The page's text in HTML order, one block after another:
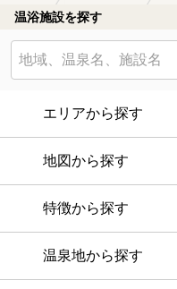
温浴施設を探す
エリアから探す
地図から探す
特徴から探す
温泉地から探す